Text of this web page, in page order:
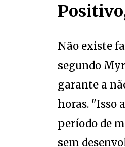
Não existe
segundo
garante a
horas. "Isso
período de
sem